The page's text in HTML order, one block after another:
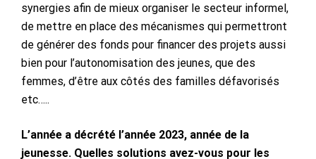
synergies afin de mieux organiser le secteur informel,
de mettre en place des mécanismes qui permettront
de générer des fonds pour financer des projets aussi
bien pour l’autonomisation des jeunes, que des
femmes, d’être aux côtés des familles défavorisés
etc…..
L’année a décrété l’année 2023, année de la
jeunesse. Quelles solutions avez-vous pour les